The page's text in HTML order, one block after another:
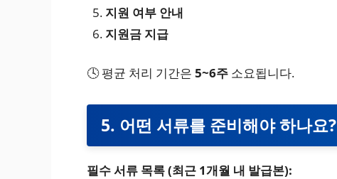
지원 여부 안내
지원금 지급
🕓 평균 처리 기간은 5~6주 소요됩니다.
5. 어떤 서류를 준비해야 하나요?
필수 서류 목록 (최근 1개월 내 발급본):